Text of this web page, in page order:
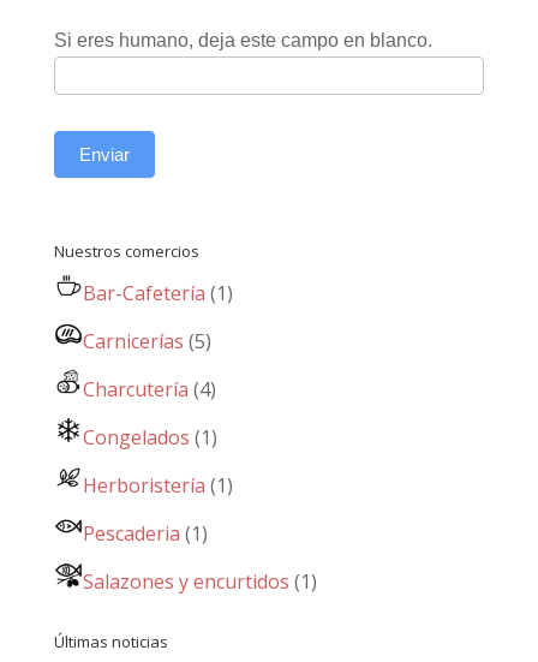
Si eres humano, deja este campo en blanco.
Enviar
Nuestros comercios
Bar-Cafetería (1)
Carnicerías (5)
Charcutería (4)
Congelados (1)
Herboristería (1)
Pescaderia (1)
Salazones y encurtidos (1)
Últimas noticias